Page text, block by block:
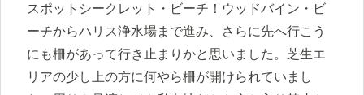
スポットシークレット・ビーチ！ウッドバイン・ビ
ーチからハリス浄水場まで進み、さらに先へ行こう
にも柵があって行き止まりかと思いました。芝生エ
リアの少し上の方に何やら柵が開けられていまし